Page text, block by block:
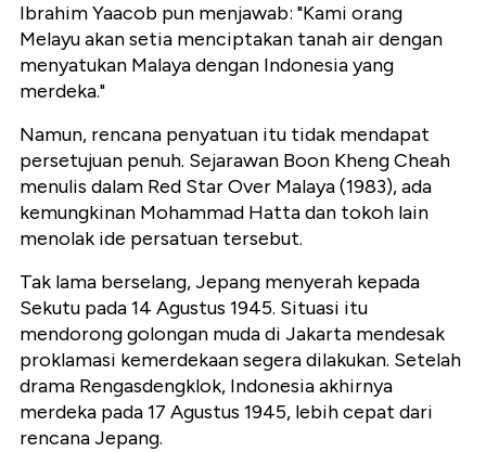
Ibrahim Yaacob pun menjawab: "Kami orang
Melayu akan setia menciptakan tanah air dengan
menyatukan Malaya dengan Indonesia yang
merdeka."
Namun, rencana penyatuan itu tidak mendapat
persetujuan penuh. Sejarawan Boon Kheng Cheah
menulis dalam Red Star Over Malaya (1983), ada
kemungkinan Mohammad Hatta dan tokoh lain
menolak ide persatuan tersebut.
Tak lama berselang, Jepang menyerah kepada
Sekutu pada 14 Agustus 1945. Situasi itu
mendorong golongan muda di Jakarta mendesak
proklamasi kemerdekaan segera dilakukan. Setelah
drama Rengasdengklok, Indonesia akhirnya
merdeka pada 17 Agustus 1945, lebih cepat dari
rencana Jepang.